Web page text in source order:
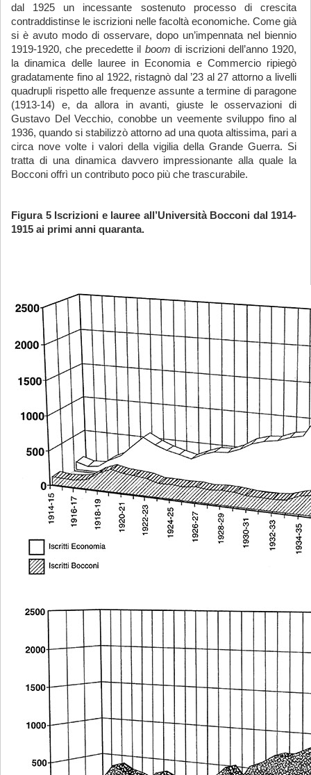
dal 1925 un incessante sostenuto processo di crescita
contraddistinse le iscrizioni nelle facoltà economiche. Come già
si è avuto modo di osservare, dopo un’impennata nel biennio
1919-1920, che precedette il boom di iscrizioni dell’anno 1920,
la dinamica delle lauree in Economia e Commercio ripiegò
gradatamente fino al 1922, ristagnò dal ’23 al 27 attorno a livelli
quadrupli rispetto alle frequenze assunte a termine di paragone
(1913-14) e, da allora in avanti, giuste le osservazioni di
Gustavo Del Vecchio, conobbe un veemente sviluppo fino al
1936, quando si stabilizzò attorno ad una quota altissima, pari a
circa nove volte i valori della vigilia della Grande Guerra. Si
tratta di una dinamica davvero impressionante alla quale la
Bocconi offrì un contributo poco più che trascurabile.
Figura 5 Iscrizioni e lauree all’Università Bocconi dal 1914-
1915 ai primi anni quaranta.